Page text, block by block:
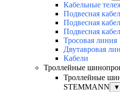
Кабельные
Подвесная
Подвесная
Подвесная
Тросовая линия
Двутавровая
Кабели
Троллейные
Троллейные
STEMMANN
▼